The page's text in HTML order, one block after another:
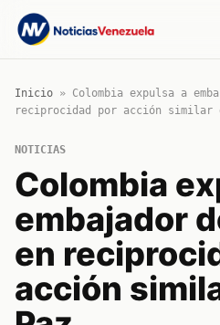
Inicio » Colombia expulsa a
reciprocidad por acción similar
NOTICIAS
Colombia
embajador
en
acción